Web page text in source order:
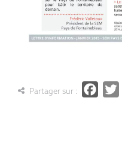
Partager sur :